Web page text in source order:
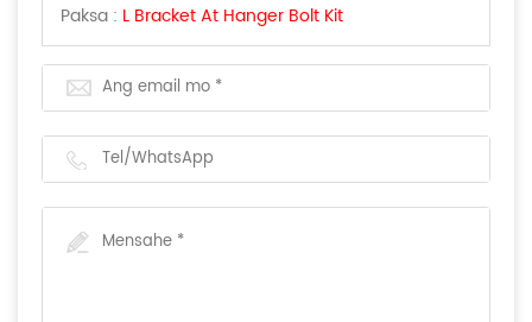
Paksa : L Bracket At Hanger Bolt Kit